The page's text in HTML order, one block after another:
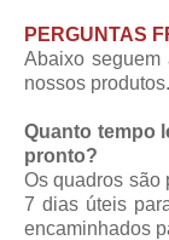
PERGUNTAS
Abaixo seguem
nossos
Quanto tempo
pronto?
Os quadros são
7 dias úteis
encaminhados